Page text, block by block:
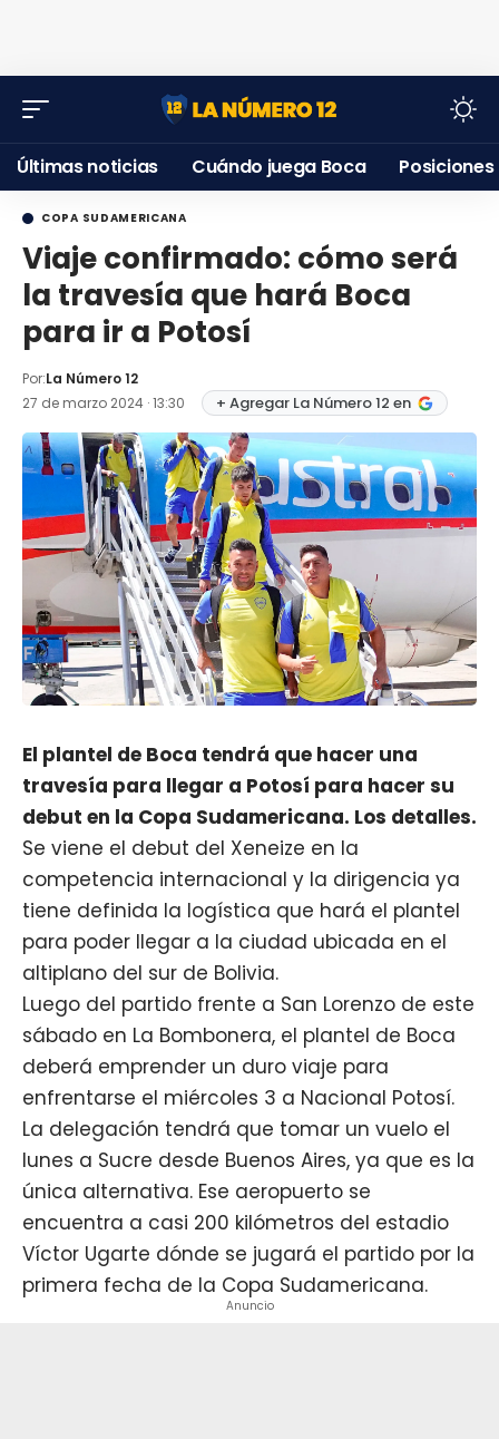
Últimas noticias Cuándo juega Boca Posiciones
COPA SUDAMERICANA
Viaje confirmado: cómo será
la travesía que hará Boca
para ir a Potosí
Por:La Número 12
27 de marzo 2024 · 13:30
+ Agregar La Número 12 en
El plantel de Boca tendrá que hacer una
travesía para llegar a Potosí para hacer su
debut en la Copa Sudamericana. Los detalles.
Se viene el debut del Xeneize en la
competencia internacional y la dirigencia ya
tiene definida la logística que hará el plantel
para poder llegar a la ciudad ubicada en el
altiplano del sur de Bolivia.
Luego del partido frente a San Lorenzo de este
sábado en La Bombonera, el plantel de Boca
deberá emprender un duro viaje para
enfrentarse el miércoles 3 a Nacional Potosí.
La delegación tendrá que tomar un vuelo el
lunes a Sucre desde Buenos Aires, ya que es la
única alternativa. Ese aeropuerto se
encuentra a casi 200 kilómetros del estadio
Víctor Ugarte dónde se jugará el partido por la
primera fecha de la Copa Sudamericana.
Anuncio